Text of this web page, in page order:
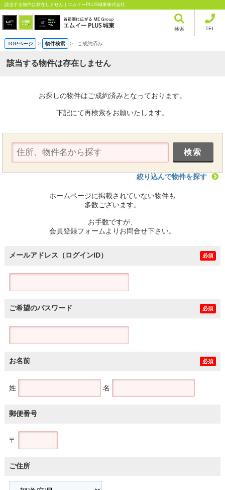
該当する物件は存在しません｜エムイーPLUS城東株式会社
検索 TEL
TOPページ > 物件検索 >- ご成約済み
該当する物件は存在しません
お探しの物件はご成約済みとなっております。
下記にて再検索をお願いたします。
絞り込んで物件を探す
ホームページに掲載されていない物件も
多数ございます。
お手数ですが、
会員登録フォームよりお問合せ下さい。
メールアドレス（ログインID） 必須
ご希望のパスワード 必須
お名前 必須
姓 名
郵便番号
〒
ご住所